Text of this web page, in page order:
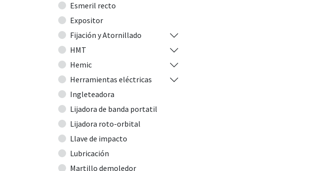
Esmeril recto
Expositor
Fijación y Atornillado
HMT
Hemic
Herramientas eléctricas
Ingleteadora
Lijadora de banda portatil
Lijadora roto-orbital
Llave de impacto
Lubricación
Martillo demoledor